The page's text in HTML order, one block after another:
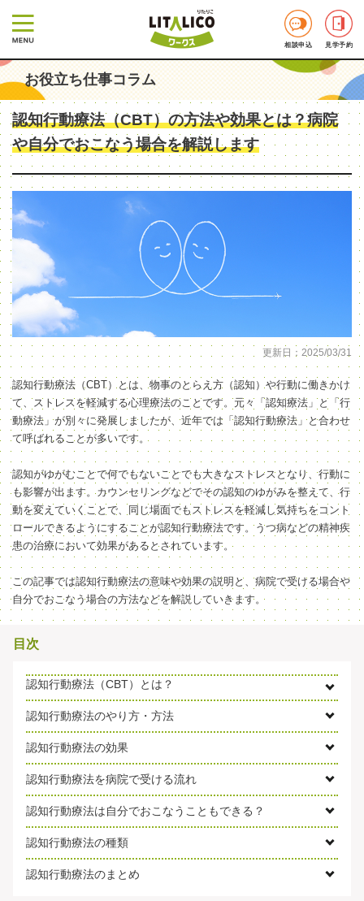
相談申込 見学予約
お役立ち仕事コラム
認知行動療法（CBT）の方法や効果とは？病院
や自分でおこなう場合を解説します
更新日：2025/03/31
認知行動療法（CBT）とは、物事のとらえ方（認知）や行動に働きかけ
て、ストレスを軽減する心理療法のことです。元々「認知療法」と「行
動療法」が別々に発展しましたが、近年では「認知行動療法」と合わせ
て呼ばれることが多いです。
認知がゆがむことで何でもないことでも大きなストレスとなり、行動に
も影響が出ます。カウンセリングなどでその認知のゆがみを整えて、行
動を変えていくことで、同じ場面でもストレスを軽減し気持ちをコント
ロールできるようにすることが認知行動療法です。うつ病などの精神疾
患の治療において効果があるとされています。
この記事では認知行動療法の意味や効果の説明と、病院で受ける場合や
自分でおこなう場合の方法などを解説していきます。
目次
認知行動療法（CBT）とは？
認知行動療法のやり方・方法
認知行動療法の効果
認知行動療法を病院で受ける流れ
認知行動療法は自分でおこなうこともできる？
認知行動療法の種類
認知行動療法のまとめ